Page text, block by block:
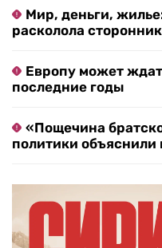
Мир, деньги,
расколола
Европу может
последние годы
«Пощечина
политики объяснили